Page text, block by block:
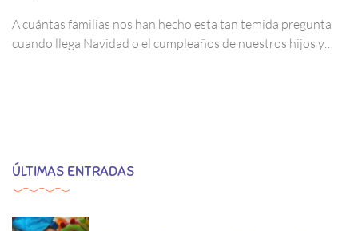
A cuántas familias nos han hecho esta tan temida pregunta
cuando llega Navidad o el cumpleaños de nuestros hijos y…
ÚLTIMAS ENTRADAS